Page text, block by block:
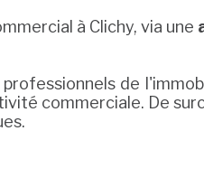
à Clichy, via une
professionnels de
commerciale. De